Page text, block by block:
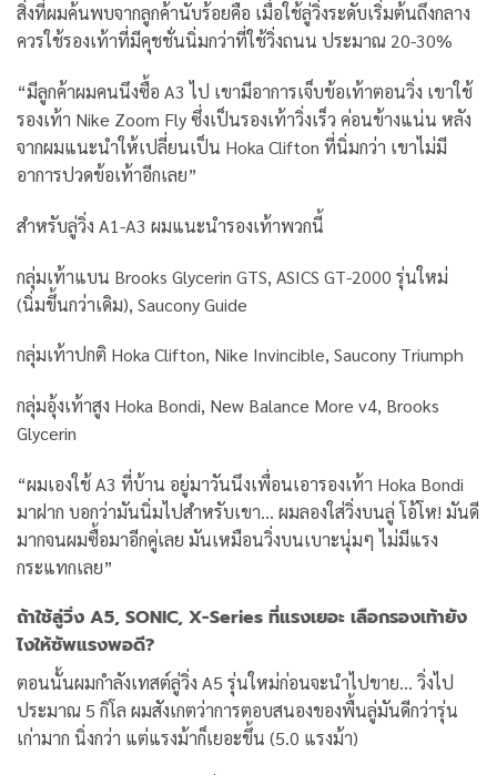
สิ่งที่ผมค้นพบจากลูกค้านับร้อยคือ เมื่อใช้ลู่วิ่งระดับเริ่มต้นถึงกลาง
ควรใช้รองเท้าที่มีคุชชั่นนิ่มกว่าที่ใช้วิ่งถนน ประมาณ 20-30%
“มีลูกค้าผมคนนึงซื้อ A3 ไป เขามีอาการเจ็บข้อเท้าตอนวิ่ง เขาใช้
รองเท้า Nike Zoom Fly ซึ่งเป็นรองเท้าวิ่งเร็ว ค่อนข้างแน่น หลัง
จากผมแนะนำให้เปลี่ยนเป็น Hoka Clifton ที่นิ่มกว่า เขาไม่มี
อาการปวดข้อเท้าอีกเลย”
สำหรับลู่วิ่ง A1-A3 ผมแนะนำรองเท้าพวกนี้
กลุ่มเท้าแบน Brooks Glycerin GTS, ASICS GT-2000 รุ่นใหม่
(นิ่มขึ้นกว่าเดิม), Saucony Guide
กลุ่มเท้าปกติ Hoka Clifton, Nike Invincible, Saucony Triumph
กลุ่มอุ้งเท้าสูง Hoka Bondi, New Balance More v4, Brooks
Glycerin
“ผมเองใช้ A3 ที่บ้าน อยู่มาวันนึงเพื่อนเอารองเท้า Hoka Bondi
มาฝาก บอกว่ามันนิ่มไปสำหรับเขา… ผมลองใส่วิ่งบนลู่ โอ้โห! มันดี
มากจนผมซื้อมาอีกคู่เลย มันเหมือนวิ่งบนเบาะนุ่มๆ ไม่มีแรง
กระแทกเลย”
ถ้าใช้ลู่วิ่ง A5, SONIC, X-Series ที่แรงเยอะ เลือกรองเท้ายัง
ไงให้ซัพแรงพอดี?
ตอนนั้นผมกำลังเทสต์ลู่วิ่ง A5 รุ่นใหม่ก่อนจะนำไปขาย… วิ่งไป
ประมาณ 5 กิโล ผมสังเกตว่าการตอบสนองของพื้นลู่มันดีกว่ารุ่น
เก่ามาก นิ่งกว่า แต่แรงม้าก็เยอะขึ้น (5.0 แรงม้า)